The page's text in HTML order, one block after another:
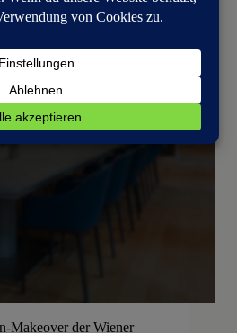
Makeover der Wiener